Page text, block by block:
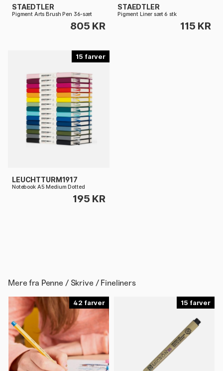
STAEDTLER
Pigment Arts Brush Pen 36-sæt
805 KR
STAEDTLER
Pigment Liner sæt 6 stk
115 KR
15
LEUCHTTURM1917
Notebook A5 Medium Dotted
195 KR
Mere fra Penne / Skrive / Fineliners
42 15